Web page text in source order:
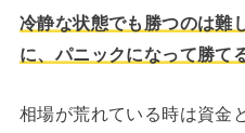
冷静な状態でも勝つのは難
に、パニックになって勝て
相場が荒れている時は資金